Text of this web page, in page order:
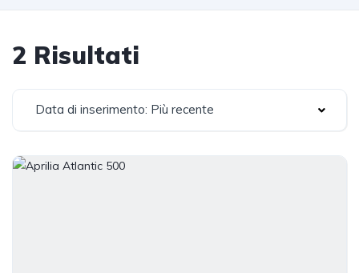
2 Risultati
Data di inserimento: Più recente